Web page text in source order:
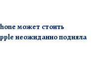
может стоить
неожиданно подняла